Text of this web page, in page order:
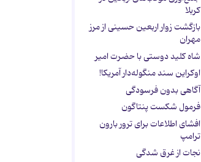
کربلا
بازگشت زوار اربعین حسینی از مرز
مهران
شاه کلید دوستی با حضرت امیر
اوکراین سند منگوله‌دار آمریکا!
آگاهی بدون فرسودگی
فرمول شکست پنتاگون
افشای اطلاعات برای ترور بارون
ترامپ
نجات از غرق شدگی